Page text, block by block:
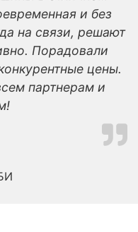
и без
на связи, решают
Порадовали
цены.
партнерам и